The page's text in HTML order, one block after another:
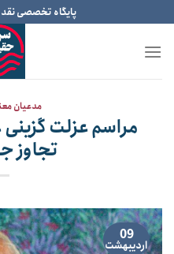
to
content
پایگاه تخصصی نقد
مدعیان
مراسم عزلت
تجاوز
09
اردیبهشت